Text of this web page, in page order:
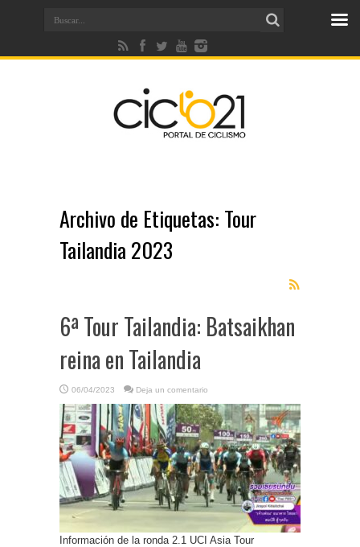
Archivo de Etiquetas: Tour
Tailandia 2023
6ª Tour Tailandia: Batsaikhan
reina en Tailandia
06/04/2023 Deja un comentario
Información de la ronda 2.1 UCI Asia Tour